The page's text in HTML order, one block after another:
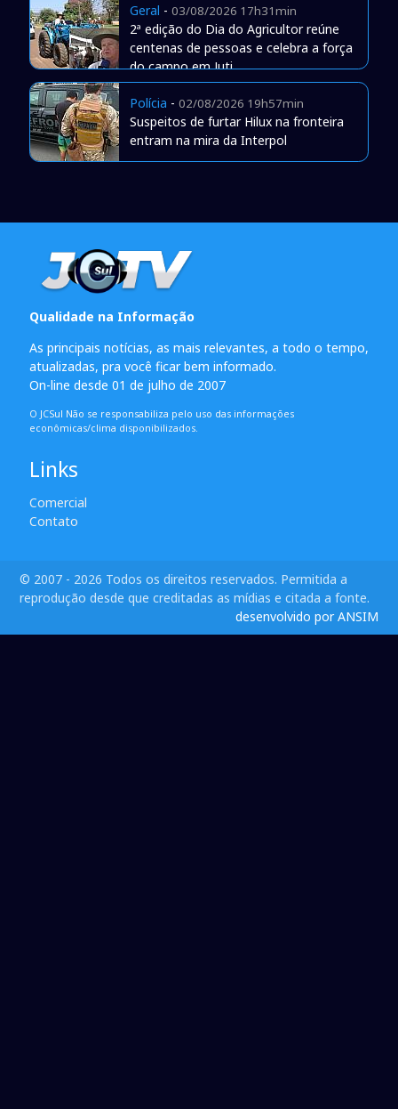
Geral - 03/08/2026 17h31min
2ª edição do Dia do Agricultor reúne
centenas de pessoas e celebra a força
do campo em Juti
Polícia - 02/08/2026 19h57min
Suspeitos de furtar Hilux na fronteira
entram na mira da Interpol
Qualidade na Informação
As principais notícias, as mais relevantes, a todo o tempo,
atualizadas, pra você ficar bem informado.
On-line desde 01 de julho de 2007
O JCSul Não se responsabiliza pelo uso das informações
econômicas/clima disponibilizados.
Links
Comercial
Contato
© 2007 - 2026 Todos os direitos reservados. Permitida a
reprodução desde que creditadas as mídias e citada a fonte.
desenvolvido por ANSIM